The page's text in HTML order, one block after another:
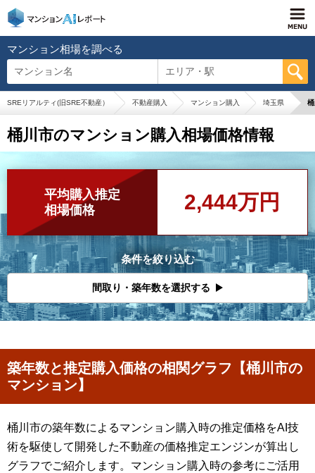
マンション相場を調べる
マンション名 エリア・駅
SREリアルティ(旧SRE不動産） 不動産購入 マンション購入 埼玉県
桶川市のマンション購入相場価格情報
平均購入推定
相場価格
2,444万円
条件を絞り込む
間取り・築年数を選択する
築年数と推定購入価格の相関グラフ【桶川市の
マンション】
桶川市の築年数によるマンション購入時の推定価格をAI技
術を駆使して開発した不動産の価格推定エンジンが算出し
グラフでご紹介します。マンション購入時の参考にご活用